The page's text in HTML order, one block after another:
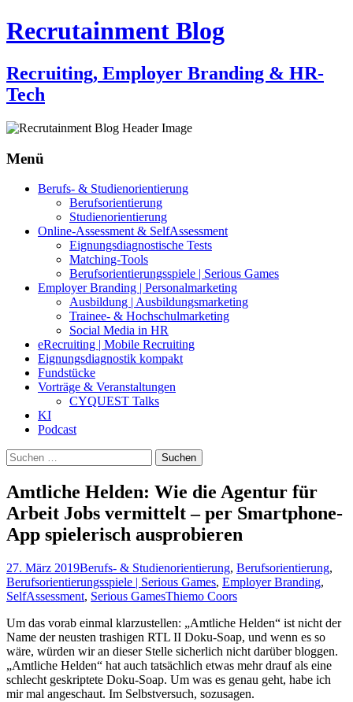
Recrutainment Blog
Recruiting, Employer Branding & HR-
Tech
Menü
Zum
Berufs- & Studienorientierung
Berufsorientierung
Studienorientierung
Online-Assessment & SelfAssessment
Eignungsdiagnostische Tests
Matching-Tools
Berufsorientierungsspiele | Serious Games
Employer Branding | Personalmarketing
Ausbildung | Ausbildungsmarketing
Trainee- & Hochschulmarketing
Social Media in HR
eRecruiting | Mobile Recruiting
Eignungsdiagnostik kompakt
Fundstücke
Vorträge & Veranstaltungen
CYQUEST Talks
KI
Podcast
Suchen
nach:
Amtliche Helden: Wie die Agentur für
Arbeit Jobs vermittelt – per Smartphone-
App spielerisch ausprobieren
27. März 2019Berufs- & Studienorientierung, Berufsorientierung,
Berufsorientierungsspiele | Serious Games, Employer Branding,
SelfAssessment, Serious GamesThiemo Coors
Um das vorab einmal klarzustellen: „Amtliche Helden“ ist nicht der
Name der neusten trashigen RTL II Doku-Soap, und wenn es so
wäre, würden wir an dieser Stelle sicherlich nicht darüber bloggen.
„Amtliche Helden“ hat auch tatsächlich etwas mehr drauf als eine
schlecht geskriptete Doku-Soap. Um was es genau geht, habe ich
mir mal angeschaut. Im Selbstversuch, sozusagen.